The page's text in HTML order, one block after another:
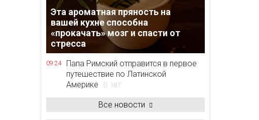
Эта ароматная пряность на
вашей кухне способна
«прокачать» мозг и спасти от
стресса
09:24
Папа Римский отправится в первое
путешествие по Латинской
Америке
187
Все новости